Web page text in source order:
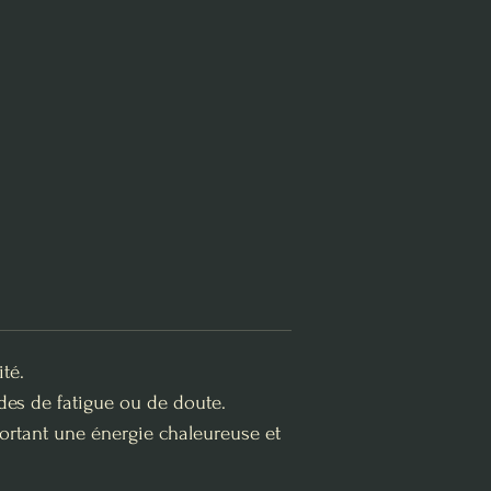
de fatigue ou de doute.
une énergie chaleureuse et